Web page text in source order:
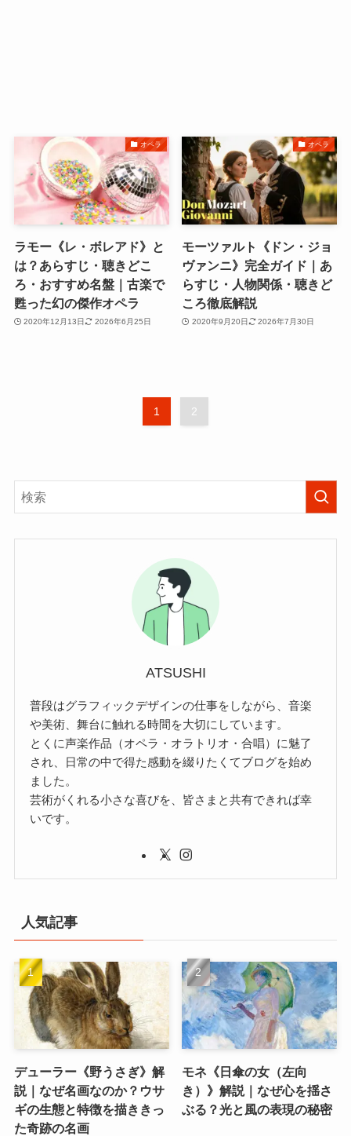
オペラ
ラモー《レ・ボレアド》と
は？あらすじ・聴きどこ
ろ・おすすめ名盤｜古楽で
甦った幻の傑作オペラ
2020年12月13日 2026年6月25日
オペラ
モーツァルト《ドン・ジョ
ヴァンニ》完全ガイド｜あ
らすじ・人物関係・聴きど
ころ徹底解説
2020年9月20日 2026年7月30日
1 2
ATSUSHI
普段はグラフィックデザインの仕事をしながら、音楽
や美術、舞台に触れる時間を大切にしています。
とくに声楽作品（オペラ・オラトリオ・合唱）に魅了
され、日常の中で得た感動を綴りたくてブログを始め
ました。
芸術がくれる小さな喜びを、皆さまと共有できれば幸
いです。
人気記事
デューラー《野うさぎ》解
説｜なぜ名画なのか？ウサ
ギの生態と特徴を描ききっ
た奇跡の名画
モネ《日傘の女（左向
き）》解説｜なぜ心を揺さ
ぶる？光と風の表現の秘密